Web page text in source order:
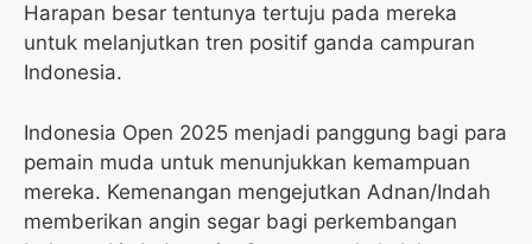
Harapan besar tentunya tertuju pada mereka
untuk melanjutkan tren positif ganda campuran
Indonesia.
Indonesia Open 2025 menjadi panggung bagi para
pemain muda untuk menunjukkan kemampuan
mereka. Kemenangan mengejutkan Adnan/Indah
memberikan angin segar bagi perkembangan